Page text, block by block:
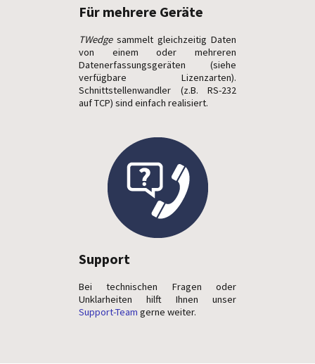
Für mehrere Geräte
TWedgesammelt gleichzeitig Daten
von einem oder mehreren
Datenerfassungsgeräten (siehe
verfügbare Lizenzarten).
Schnittstellenwandler (z.B. RS-232
auf TCP) sind einfach realisiert.
Support
Bei technischen Fragen oder
Unklarheiten hilft Ihnen unser
Support-Team gerne weiter.